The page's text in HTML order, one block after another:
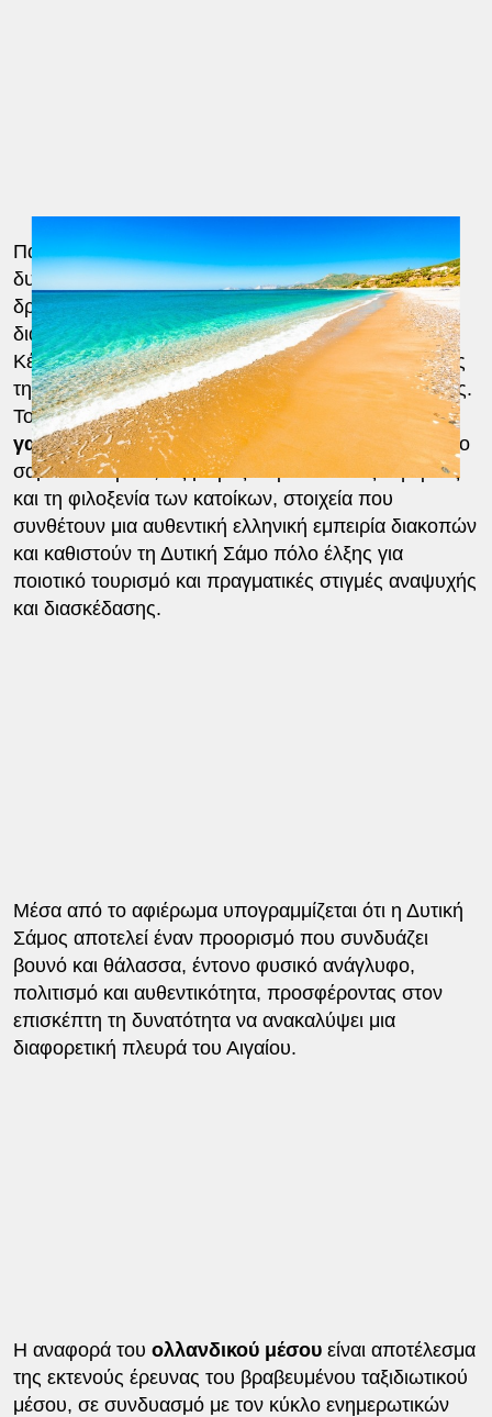
Παράλληλα, ιδιαίτερη έμφαση δίνεται στις
δυνατότητες πεζοπορίας και φυσιολατρικών
δραστηριοτήτων, με αναφορές στα μονοπάτια που
διασχίζουν τα δάση και τις ορεινές διαδρομές του
Κέρκη, αλλά και στη μοναδική εμπειρία εξερεύνησης
της φύσης που προσφέρει συνολικά η Δυτική Σάμος.
Το ολλανδικό μέσο αναδεικνύει επίσης
γαστρονομία της περιοχής , τα τοπικά προϊόντα, το
σαμιώτικο κρασί, τις μικρές παραδοσιακές ταβέρνες
και τη φιλοξενία των κατοίκων, στοιχεία που
συνθέτουν μια αυθεντική ελληνική εμπειρία διακοπών
και καθιστούν τη Δυτική Σάμο πόλο έλξης για
ποιοτικό τουρισμό και πραγματικές στιγμές αναψυχής
και διασκέδασης.
Μέσα από το αφιέρωμα υπογραμμίζεται ότι η Δυτική
Σάμος αποτελεί έναν προορισμό που συνδυάζει
βουνό και θάλασσα, έντονο φυσικό ανάγλυφο,
πολιτισμό και αυθεντικότητα, προσφέροντας στον
επισκέπτη τη δυνατότητα να ανακαλύψει μια
διαφορετική πλευρά του Αιγαίου.
Η αναφορά του ολλανδικού μέσουείναι αποτέλεσμα
της εκτενούς έρευνας του βραβευμένου ταξιδιωτικού
μέσου, σε συνδυασμό με τον κύκλο ενημερωτικών